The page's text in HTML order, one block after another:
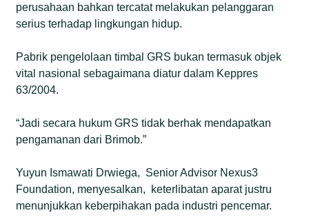
perusahaan bahkan tercatat melakukan pelanggaran
serius terhadap lingkungan hidup.
Pabrik pengelolaan timbal GRS bukan termasuk objek
vital nasional sebagaimana diatur dalam Keppres
63/2004.
“Jadi secara hukum GRS tidak berhak mendapatkan
pengamanan dari Brimob.”
Yuyun Ismawati Drwiega, Senior Advisor Nexus3
Foundation, menyesalkan, keterlibatan aparat justru
menunjukkan keberpihakan pada industri pencemar.